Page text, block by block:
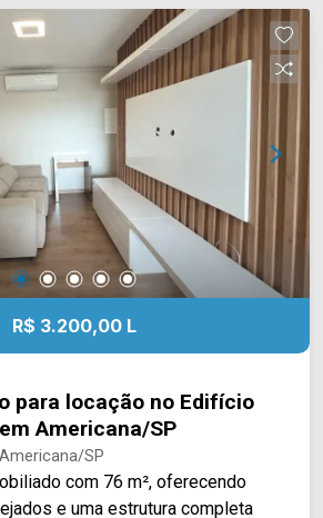
SP, a casa está próxima
Jaguari, Delta
Terramérica e a farmácias e
O bairro também oferece fácil
vias de Americana,
para diferentes
com a
Imóveis e agende sua visita!
(19) 3475-4546 Arbix
em cada momento.
R$ 3.200,00 L
para locação no Edifício
Americana/SP
SP
com 76 m², oferecendo
e uma estrutura completa